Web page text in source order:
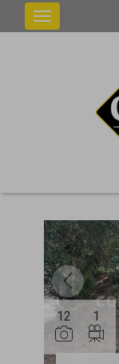
Filtrar
12 1